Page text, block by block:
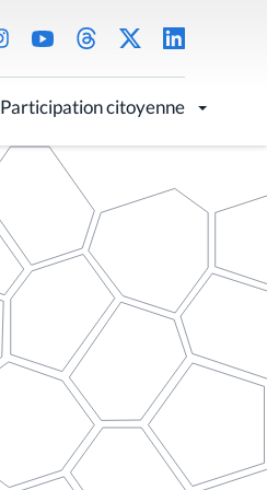
Participation citoyenne